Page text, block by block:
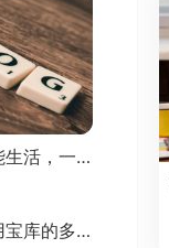
爱思助手网：智能生活，一键开启
豌豆荚网——应用宝库的多面探索